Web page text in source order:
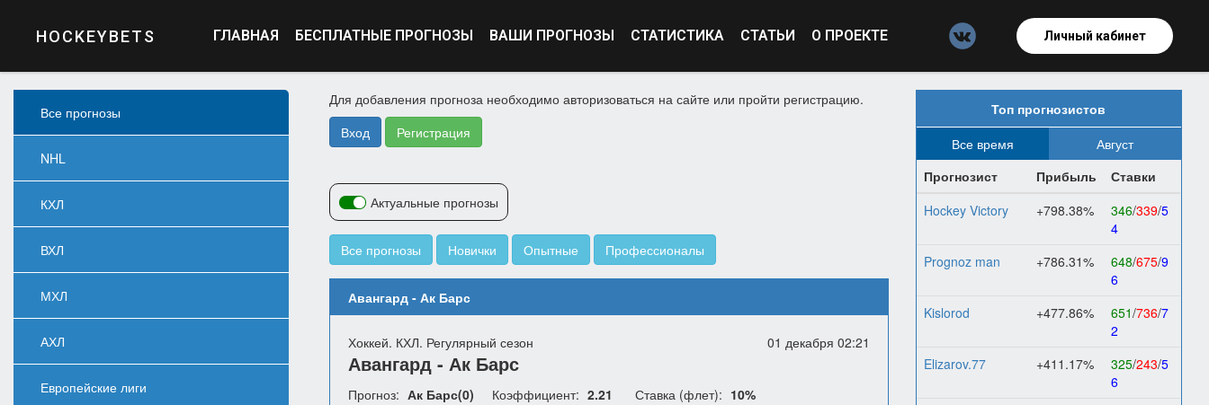
HOCKEYBETS ГЛАВНАЯ БЕСПЛАТНЫЕ ПРОГНОЗЫ ВАШИ ПРОГНОЗЫ СТАТИСТИКА СТАТЬИ О ПРОЕКТЕ Личный кабинет
Все прогнозы
NHL
КХЛ
ВХЛ
МХЛ
АХЛ
Европейские лиги
Для добавления прогноза необходимо авторизоваться на сайте или пройти регистрацию.
Вход
Регистрация
Актуальные прогнозы
Все прогнозы Новички Опытные Профессионалы
Авангард - Ак Барс
Хоккей. КХЛ. Регулярный сезон 01 декабря 02:21
Авангард - Ак Барс
Прогноз: Ак Барс(0) Коэффициент: 2.21 Ставка (флет): 10%
Топ прогнозистов
Все время
Август
Прогнозист
Прибыль
Ставки
Hockey Victory
+798.38% 346/339/5
4
Prognoz man
+786.31% 648/675/9
6
Kislorod
+477.86% 651/736/7
2
Elizarov.77
+411.17% 325/243/5
6